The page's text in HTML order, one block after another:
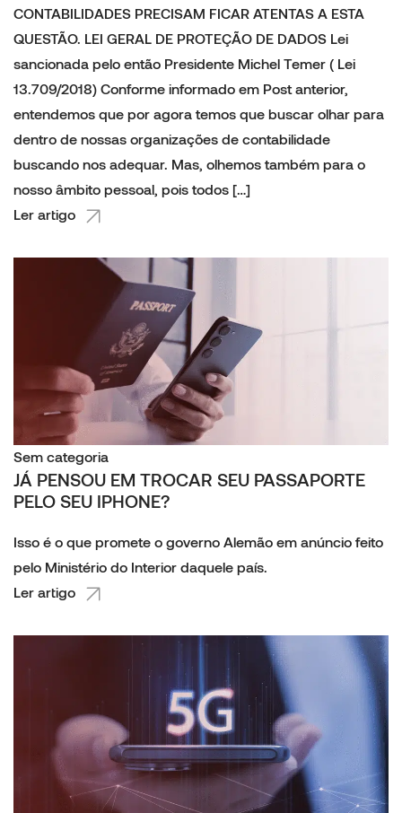
CONTABILIDADES PRECISAM FICAR ATENTAS A ESTA
QUESTÃO. LEI GERAL DE PROTEÇÃO DE DADOS Lei
sancionada pelo então Presidente Michel Temer ( Lei
13.709/2018) Conforme informado em Post anterior,
entendemos que por agora temos que buscar olhar para
dentro de nossas organizações de contabilidade
buscando nos adequar. Mas, olhemos também para o
nosso âmbito pessoal, pois todos […]
Ler artigo
Sem categoria
JÁ PENSOU EM TROCAR SEU PASSAPORTE
PELO SEU IPHONE?
Isso é o que promete o governo Alemão em anúncio feito
pelo Ministério do Interior daquele país.
Ler artigo